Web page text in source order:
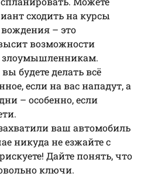
сходить на курсы
– это
возможности
злоумышленникам.
будете делать всё
если на вас нападут, а
– особенно, если
ваш автомобиль
никуда не езжайте с
Дайте понять, что
ключи.